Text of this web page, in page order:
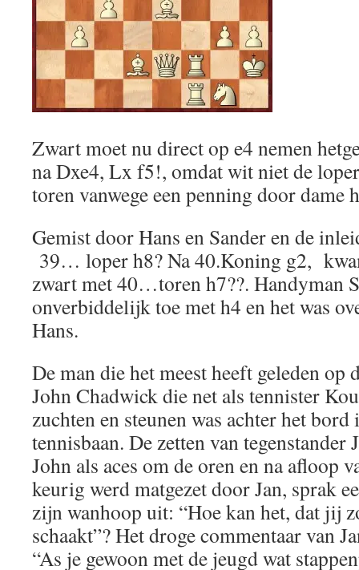
Zwart moet nu direct op e4 nemen
na Dxe4, Lx f5!, omdat wit niet de
toren vanwege een penning door dame
Gemist door Hans en Sander en de
39… loper h8? Na 40.Koning g2,
zwart met 40…toren h7??. Handyman
onverbiddelijk toe met h4 en het was
Hans.
De man die het meest heeft geleden op
John Chadwick die net als tennister
zuchten en steunen was achter het bord
tennisbaan. De zetten van tegenstander
John als aces om de oren en na afloop
keurig werd matgezet door Jan, sprak
zijn wanhoop uit: “Hoe kan het, dat jij
schaakt”? Het droge commentaar van
“As je gewoon met de jeugd wat